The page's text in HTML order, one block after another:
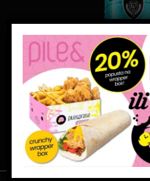
0.33 l